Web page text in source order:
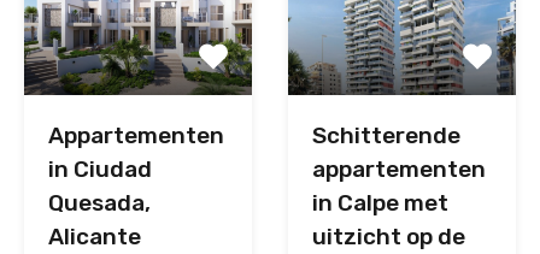
Appartementen
in Ciudad
Quesada,
Alicante
Schitterende
appartementen
in Calpe met
uitzicht op de